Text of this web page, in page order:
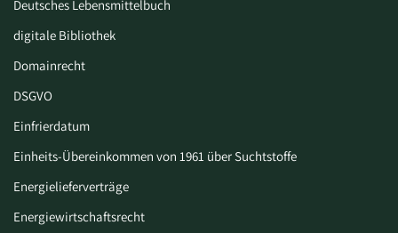
Deutsches Lebensmittelbuch
digitale Bibliothek
Domainrecht
DSGVO
Einfrierdatum
Einheits-Übereinkommen von 1961 über Suchtstoffe
Energielieferverträge
Energiewirtschaftsrecht